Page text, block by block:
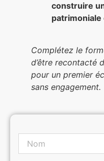
construire
Complétez le
d’être recontacté
pour un premier
sans engagement.